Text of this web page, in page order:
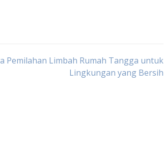
Pemilahan Limbah Rumah Tangga untuk
Lingkungan yang Bersih